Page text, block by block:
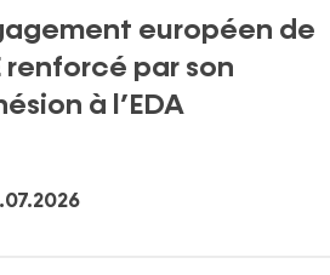
européen de
renforcé par son
à l’EDA